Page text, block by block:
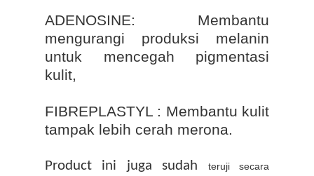
ADENOSINE: Membantu
mengurangi produksi melanin
untuk mencegah pigmentasi
kulit,
FIBREPLASTYL : Membantu kulit
tampak lebih cerah merona.
Product ini juga sudah
teruji secara